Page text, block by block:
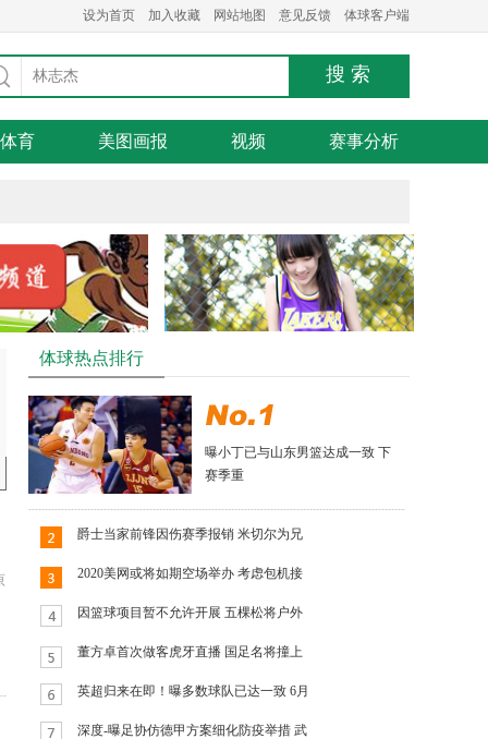
设为首页 加入收藏 网站地图 意见反馈 体球客户端
育 美图画报 视频 赛事分析
体球热点排行
曝小丁已与山东男篮达成一致 下
赛季重
爵士当家前锋因伤赛季报销 米切尔为兄
2020美网或将如期空场举办 考虑包机接
因篮球项目暂不允许开展 五棵松将户外
董方卓首次做客虎牙直播 国足名将撞上
英超归来在即！曝多数球队已达一致 6月
深度-曝足协仿德甲方案细化防疫举措 武